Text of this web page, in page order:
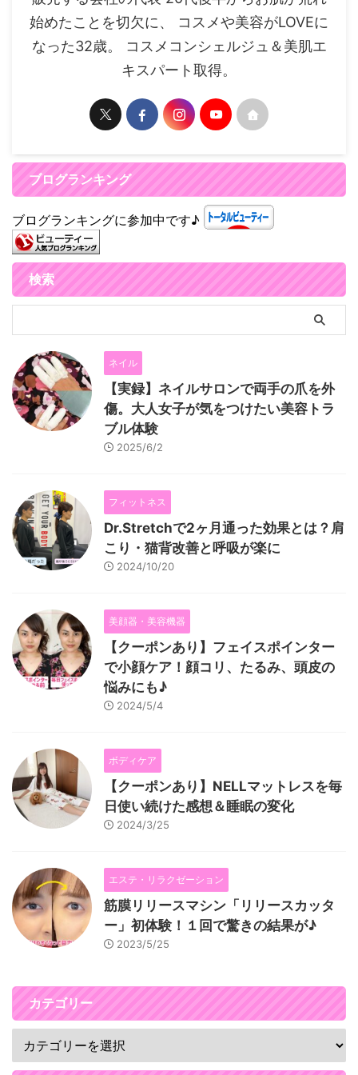
始めたことを切欠に、 コスメや美容がLOVEに
なった32歳。 コスメコンシェルジュ＆美肌エ
キスパート取得。
ブログランキング
ブログランキングに参加中です♪
検索
ネイル
【実録】ネイルサロンで両手の爪を外
傷。大人女子が気をつけたい美容トラ
ブル体験
2025/6/2
フィットネス
Dr.Stretchで2ヶ月通った効果とは？肩
こり・猫背改善と呼吸が楽に
2024/10/20
美顔器・美容機器
【クーポンあり】フェイスポインター
で小顔ケア！顔コリ、たるみ、頭皮の
悩みにも♪
2024/5/4
ボディケア
【クーポンあり】NELLマットレスを毎
日使い続けた感想＆睡眠の変化
2024/3/25
エステ・リラクゼーション
筋膜リリースマシン「リリースカッタ
ー」初体験！１回で驚きの結果が♪
2023/5/25
カテゴリー